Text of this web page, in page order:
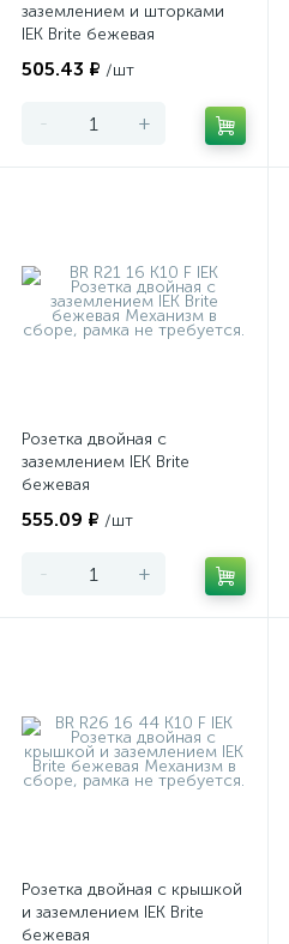
заземлением и шторками
IEK Brite бежевая
505.43 ₽ /шт
- +
Розетка двойная с
заземлением IEK Brite
бежевая
555.09 ₽ /шт
- +
Розетка двойная с крышкой
и заземлением IEK Brite
бежевая